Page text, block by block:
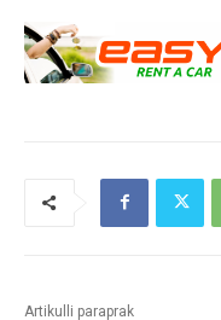
Artikulli paraprak